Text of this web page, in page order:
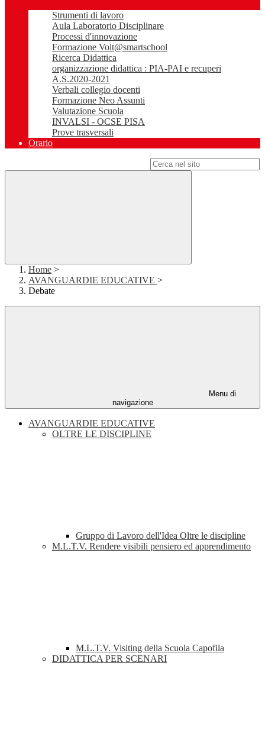
Strumenti di lavoro
Aula Laboratorio Disciplinare
Processi d'innovazione
Formazione Volt@smartschool
Ricerca Didattica
organizzazione didattica : PIA-PAI e recuperi
A.S.2020-2021
Verbali collegio docenti
Formazione Neo Assunti
Valutazione Scuola
INVALSI - OCSE PISA
Prove trasversali
Orario
Home >
AVANGUARDIE EDUCATIVE >
Debate
Menu di
navigazione
AVANGUARDIE EDUCATIVE
OLTRE LE DISCIPLINE
Gruppo di Lavoro dell'Idea Oltre le discipline
M.L.T.V. Rendere visibili pensiero ed apprendimento
M.L.T.V. Visiting della Scuola Capofila
DIDATTICA PER SCENARI